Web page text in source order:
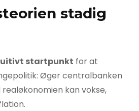
stadig
startpunkt for at
Øger centralbanken
kan vokse,